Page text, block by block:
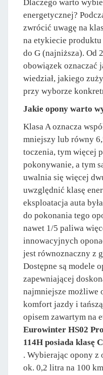
Dlaczego warto
energetycznej?
zwrócić uwagę na
na etykiecie
do G (najniższa). Od
obowiązek oznaczać
wiedział, jakiego
przy wyborze
Jakie opony warto
Klasa A oznacza
mniejszy lub równy
toczenia, tym więcej
pokonywanie, a tym
uwalnia się więcej
uwzględnić klasę
eksploatacja auta
do pokonania tego
nawet 1/5 paliwa
innowacyjnych
jest równoznaczny z
Dostępne są modele
zapewniającej
najmniejsze możliwe
komfort jazdy i
opisem zawartym na
Eurowinter HS02
114H posiada klasę
. Wybierając opony z
ok. 0,2 litra na 100